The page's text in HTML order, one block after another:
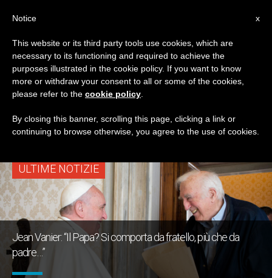
TAG
Posts Tagged ‘cultura
Dello Scarto’
ULTIME NOTIZIE
Jean Vanier: “Il Papa? Si comporta da fratello, più che da
padre…”
x
Notice
This website or its third party tools use cookies, which are
necessary to its functioning and required to achieve the
purposes illustrated in the cookie policy. If you want to know
more or withdraw your consent to all or some of the cookies,
please refer to the cookie policy
By closing this banner, scrolling this page, clicking a link or
continuing to browse otherwise, you agree to the use of cookies.